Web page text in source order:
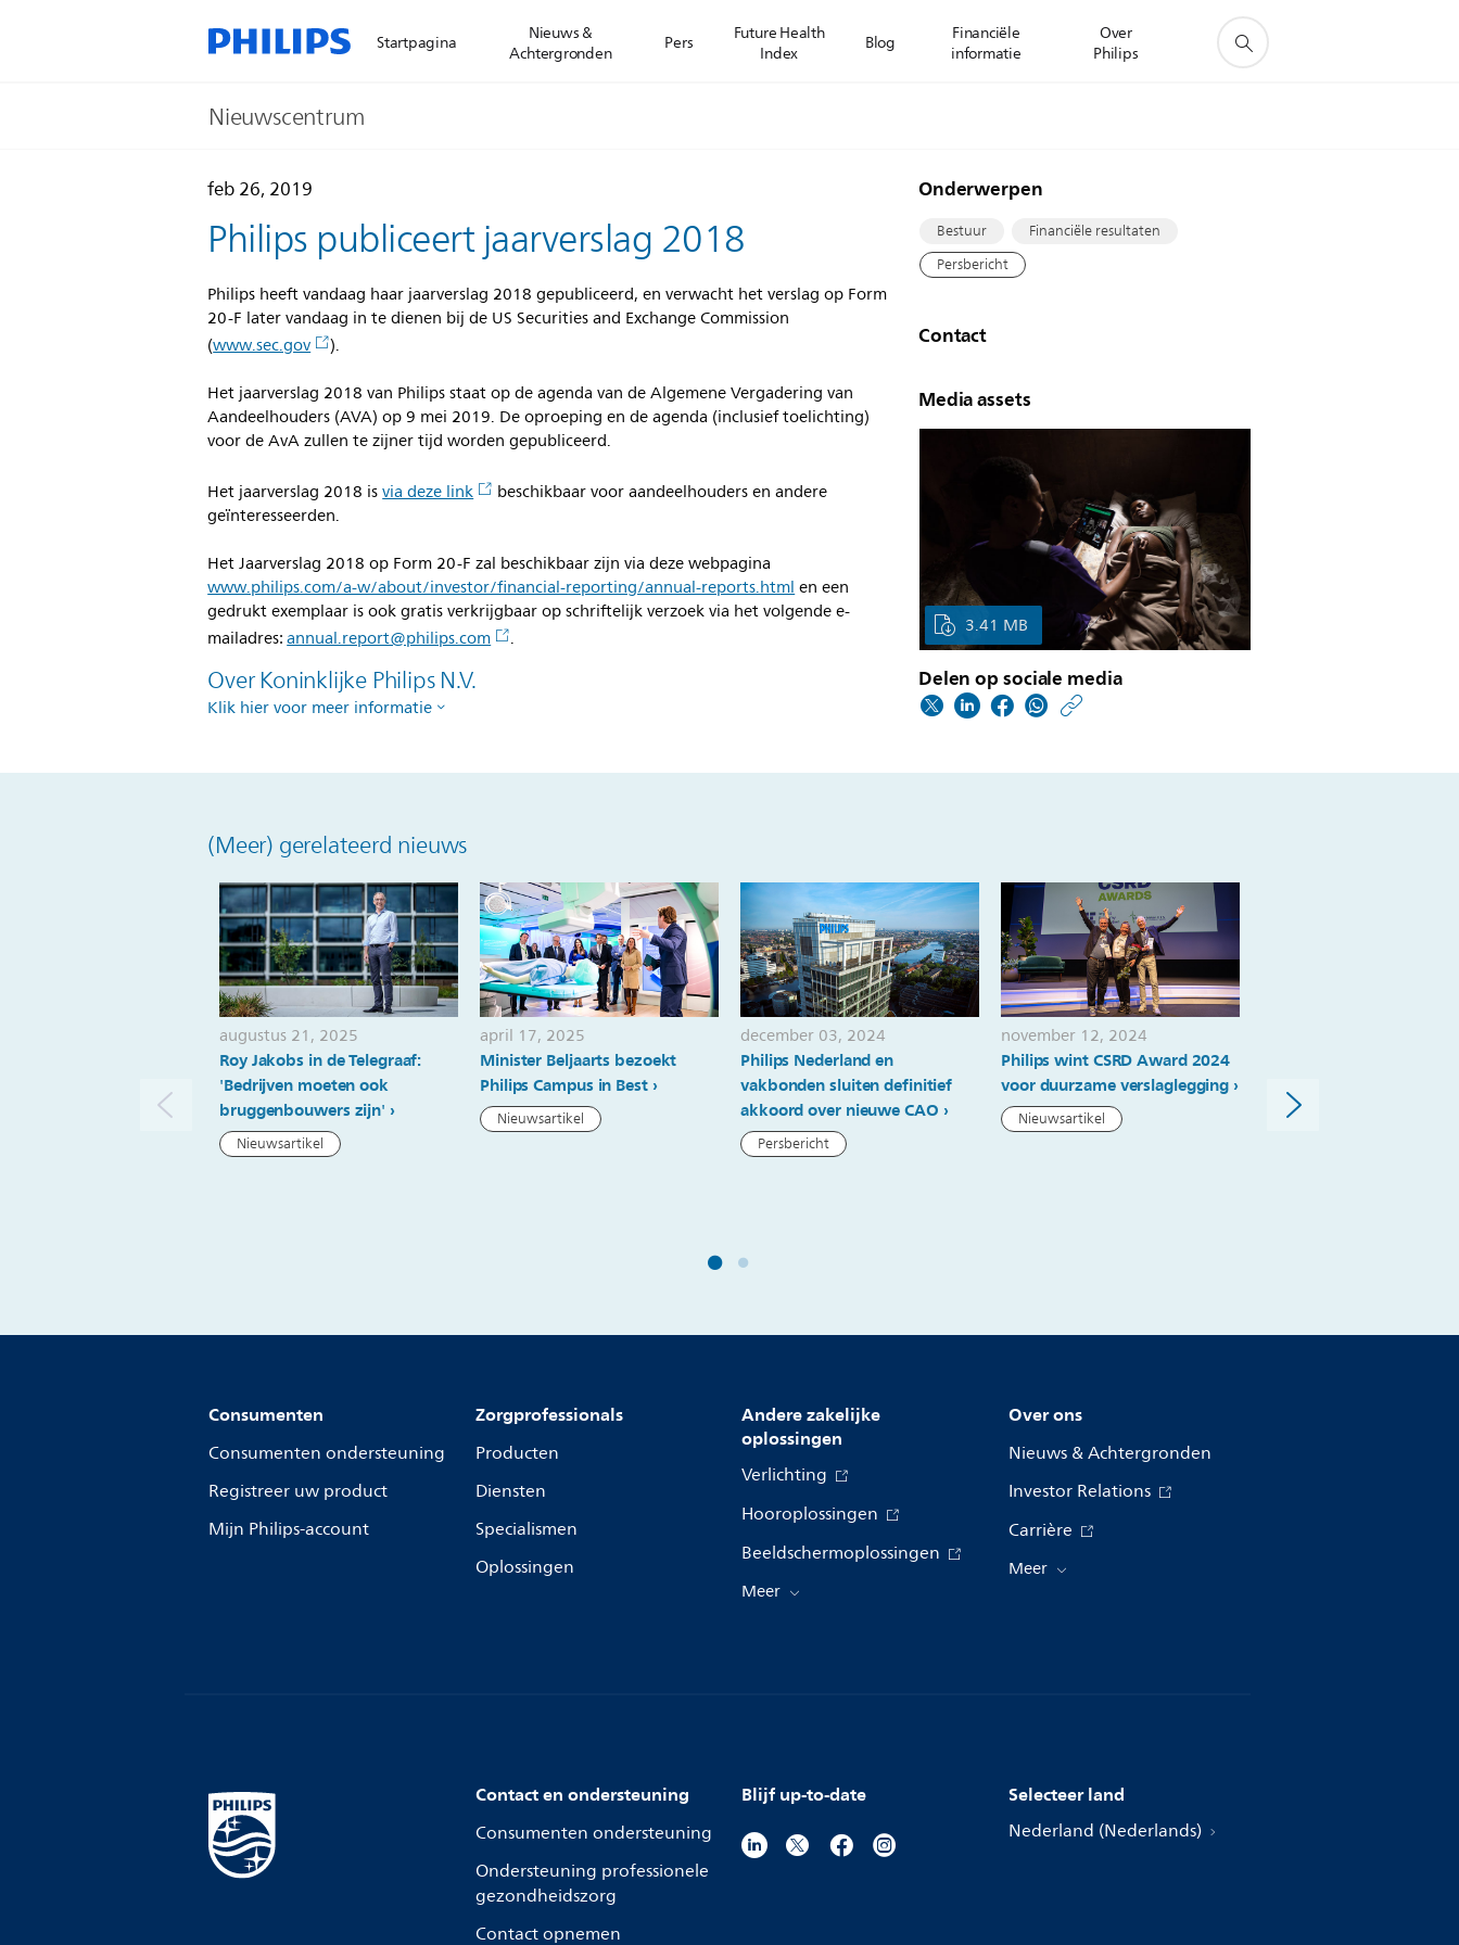
Startpagina
Nieuws &
Achtergronden
Pers
Future Health
Index
Blog
Financiële
informatie
Over
Philips
Nieuwscentrum
feb 26, 2019
Philips publiceert jaarverslag 2018
Philips heeft vandaag haar jaarverslag 2018 gepubliceerd, en verwacht het verslag op Form
20-F later vandaag in te dienen bij de US Securities and Exchange Commission
(www.sec.gov
).
Het jaarverslag 2018 van Philips staat op de agenda van de Algemene Vergadering van
Aandeelhouders (AVA) op 9 mei 2019. De oproeping en de agenda (inclusief toelichting)
voor de AvA zullen te zijner tijd worden gepubliceerd.
Het jaarverslag 2018 isvia deze link
beschikbaar voor aandeelhouders en andere
geïnteresseerden.
Het Jaarverslag 2018 op Form 20-F zal beschikbaar zijn via deze webpagina
www.philips.com/a-w/about/investor/financial-reporting/annual-reports.htmlen een
gedrukt exemplaar is ook gratis verkrijgbaar op schriftelijk verzoek via het volgende e-
mailadres:annual.report@philips.com .
Over Koninklijke Philips N.V.
Klik hier voor meer informatie
Onderwerpen
Bestuur
Financiële resultaten
Persbericht
Contact
Media assets
3.41 MB
Delen op sociale media
philips-
2018.html
(Meer) gerelateerd nieuws
augustus 21, 2025
Roy Jakobs in de Telegraaf:
'Bedrijven moeten ook
bruggenbouwers zijn'
Nieuwsartikel
april 17, 2025
Minister Beljaarts bezoekt
Philips Campus in Best
Nieuwsartikel
december 03, 2024
Philips Nederland en
vakbonden sluiten definitief
akkoord over nieuwe CAO
Persbericht
november 12, 2024
Philips wint CSRD Award 2024
voor duurzame verslaglegging
Nieuwsartikel
komen nu in een fase
we weer bezig kunnen
Consumenten
Consumenten ondersteuning
Registreer uw product
Mijn Philips-account
Zorgprofessionals
Producten
Diensten
Specialismen
Oplossingen
Andere zakelijke
oplossingen
Verlichting
Hooroplossingen
Beeldschermoplossingen
Meer
Over ons
Nieuws & Achtergronden
Investor Relations
Carrière
Meer
Contact en ondersteuning
Consumenten ondersteuning
Ondersteuning professionele
gezondheidszorg
Contact opnemen
Blijf up-to-date Selecteer land
Nederland (Nederlands)